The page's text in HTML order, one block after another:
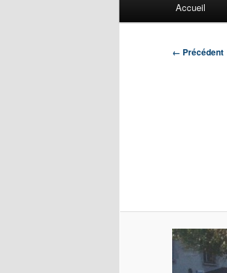
Accueil
Navigation
← Précédent